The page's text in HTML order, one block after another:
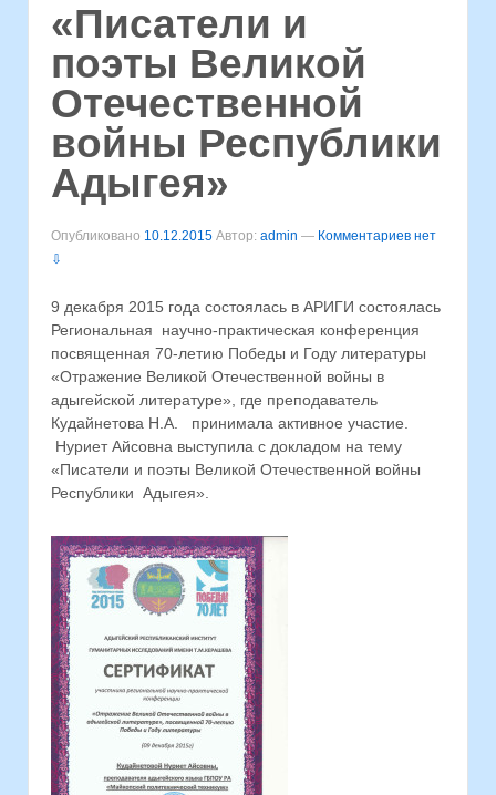
«Писатели и
поэты Великой
Отечественной
войны Республики
Адыгея»
Опубликовано 10.12.2015 Автор: admin — Комментариев нет
⇩
9 декабря 2015 года состоялась в АРИГИ состоялась
Региональная научно-практическая конференция
посвященная 70-летию Победы и Году литературы
«Отражение Великой Отечественной войны в
адыгейской литературе», где преподаватель
Кудайнетова Н.А. принимала активное участие.
Нуриет Айсовна выступила с докладом на тему
«Писатели и поэты Великой Отечественной войны
Республики Адыгея».